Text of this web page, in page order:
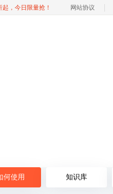
起，今日限量抢！ 网站协议
何使用 知识库